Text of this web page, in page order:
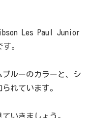
Les Paul Junior
。
ルーのカラーと、シ
れています。
いきましょう。